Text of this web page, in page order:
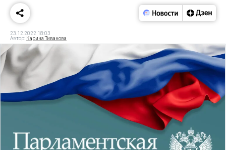
23.12.2022 18:03
Автор: Карина Тиванова